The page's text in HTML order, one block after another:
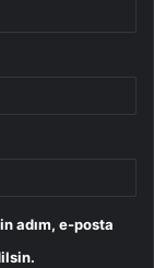
adım, e-posta